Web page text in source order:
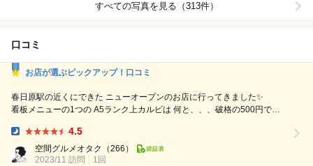
すべての写真を見る（313件）
口コミ
お店が選ぶピックアップ！口コミ
春日原駅の近くにできた ニューオープンのお店に行ってきました✨
看板メニューの1つの A5ランク上カルビは 何と、、、破格の500円で
た。 炙りユッケも新鮮な味でした。 クオリティ的には、 福岡市内でいう
と 1人7,000円以上はするような 味とサービス内容でした。 少し安すぎる
かもとい...
4.5
空間グルメオタク
（266）
2023/11 訪問
1回